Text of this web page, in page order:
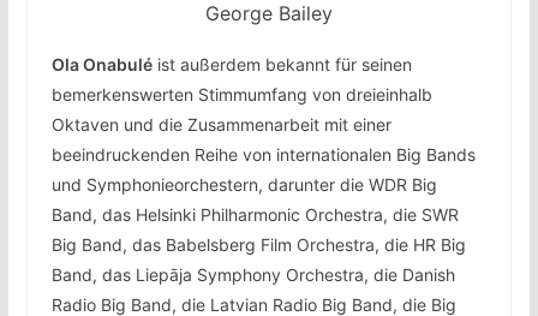
George Bailey
Ola Onabuléist außerdem bekannt für seinen
bemerkenswerten Stimmumfang von dreieinhalb
Oktaven und die Zusammenarbeit mit einer
beeindruckenden Reihe von internationalen Big Bands
und Symphonieorchestern, darunter die WDR Big
Band, das Helsinki Philharmonic Orchestra, die SWR
Big Band, das Babelsberg Film Orchestra, die HR Big
Band, das Liepāja Symphony Orchestra, die Danish
Radio Big Band, die Latvian Radio Big Band, die Big